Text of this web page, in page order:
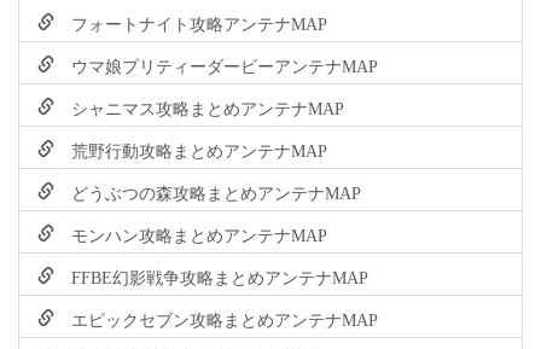
フォートナイト攻略アンテナMAP
ウマ娘プリティーダービーアンテナMAP
シャニマス攻略まとめアンテナMAP
荒野行動攻略まとめアンテナMAP
どうぶつの森攻略まとめアンテナMAP
モンハン攻略まとめアンテナMAP
FFBE幻影戦争攻略まとめアンテナMAP
エピックセブン攻略まとめアンテナMAP